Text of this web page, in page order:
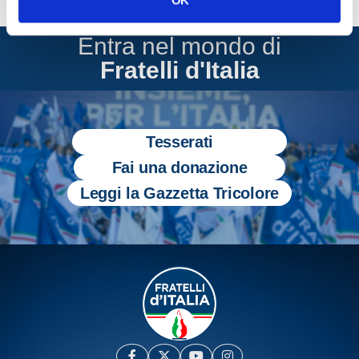
Entra nel mondo di
Fratelli d'Italia
Tesserati
Fai una donazione
Leggi la Gazzetta Tricolore